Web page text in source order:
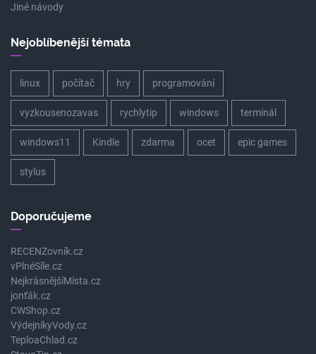
Jiné návody
Nejoblíbenější témata
linux počítač hry programování
vyzkousenozavas rychlytip windows terminál
windows11 Kindle zdarma ocet epic games
stylus
Doporučujeme
RECENZovník.cz
vPlnéSíle.cz
NejkrásnějšíMísta.cz
jonťák.cz
CWShop.cz
VýdejníkyVody.cz
TeploaChlad.cz